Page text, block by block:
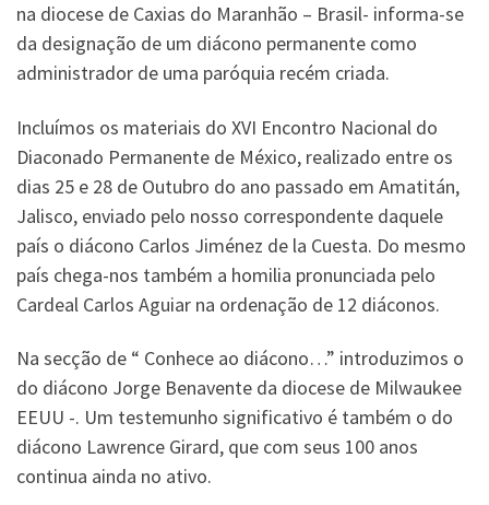
na diocese de Caxias do Maranhão – Brasil- informa-se
da designação de um diácono permanente como
administrador de uma paróquia recém criada.
Incluímos os materiais do XVI Encontro Nacional do
Diaconado Permanente de México, realizado entre os
dias 25 e 28 de Outubro do ano passado em Amatitán,
Jalisco, enviado pelo nosso correspondente daquele
país o diácono Carlos Jiménez de la Cuesta. Do mesmo
país chega-nos também a homilia pronunciada pelo
Cardeal Carlos Aguiar na ordenação de 12 diáconos.
Na secção de “ Conhece ao diácono…” introduzimos o
do diácono Jorge Benavente da diocese de Milwaukee
EEUU -. Um testemunho significativo é também o do
diácono Lawrence Girard, que com seus 100 anos
continua ainda no ativo.